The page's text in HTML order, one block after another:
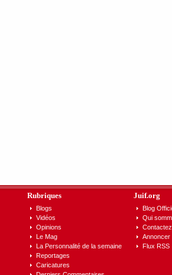
Rubriques
Blogs
Vidéos
Opinions
Le Mag
La Personnalité de la semaine
Reportages
Caricatures
Juif.org
Blog
Qui
Annoncer
Flux RSS